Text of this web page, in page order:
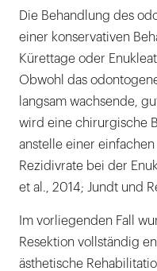
Die Behandlung des
einer konservativen
Kürettage oder
Obwohl das
langsam wachsende,
wird eine chirurgische
anstelle einer
Rezidivrate bei der
et al., 2014; Jundt und
Im vorliegenden Fall
Resektion vollständig
ästhetische